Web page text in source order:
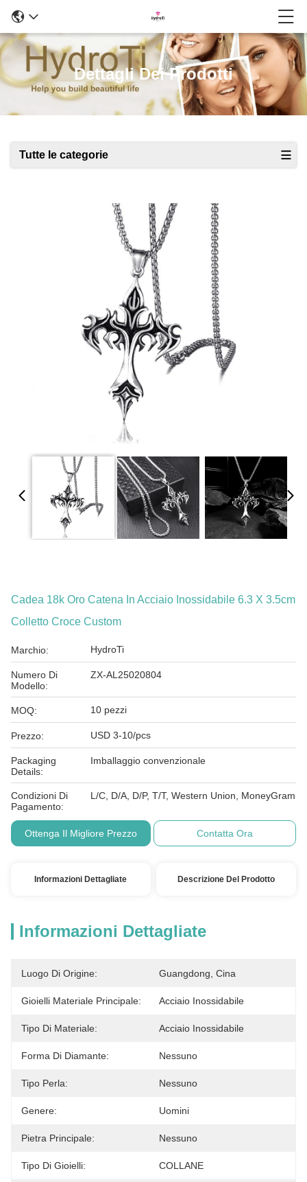
Dettagli Dei Prodotti
Tutte le categorie
Cadea 18k Oro Catena In Acciaio Inossidabile 6.3 X 3.5cm
Colletto Croce Custom
Marchio: HydroTi
Numero Di
Modello:
ZX-AL25020804
MOQ: 10 pezzi
Prezzo: USD 3-10/pcs
Packaging
Details:
Imballaggio convenzionale
Condizioni Di
Pagamento:
L/C, D/A, D/P, T/T, Western Union, MoneyGram
Ottenga Il Migliore Prezzo Contatta Ora
Informazioni Dettagliate Descrizione Del Prodotto
Informazioni Dettagliate
Luogo Di Origine: Guangdong, Cina
Gioielli Materiale Principale: Acciaio Inossidabile
Tipo Di Materiale: Acciaio Inossidabile
Forma Di Diamante: Nessuno
Tipo Perla: Nessuno
Genere: Uomini
Pietra Principale: Nessuno
Tipo Di Gioielli: COLLANE